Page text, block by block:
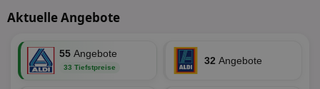
Aktuelle Angebote
55 Angebote
33 Tiefstpreise
32 Angebote
Targeting